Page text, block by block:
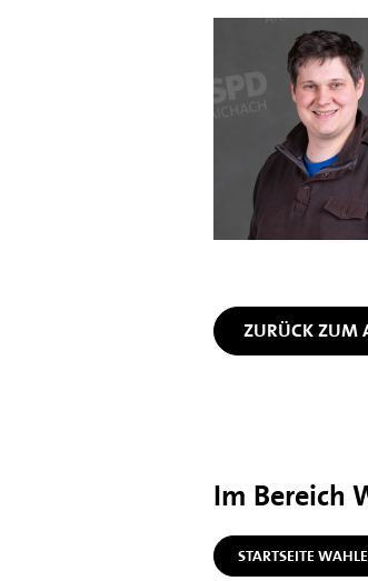
ZURÜCK ZUM
Im Bereich
STARTSEITE